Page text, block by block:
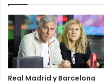
Real Madrid y Barcelona